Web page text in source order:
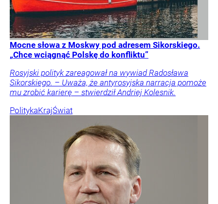
Mocne słowa z Moskwy pod adresem Sikorskiego.
„Chce wciągnąć Polskę do konfliktu”
Rosyjski polityk zareagował na wywiad Radosława
Sikorskiego. – Uważa, że antyrosyjska narracja pomoże
mu zrobić karierę – stwierdził Andriej Kolesnik.
PolitykaKrajŚwiat